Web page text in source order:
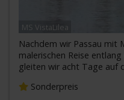
MS VistaLilea
Nachdem wir Passau mit
malerischen Reise
gleiten wir acht Tage auf
Sonderpreis